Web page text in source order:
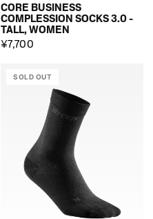
CORE BUSINESS
COMPLESSION SOCKS 3.0 -
TALL, WOMEN
¥7,700
SOLD OUT